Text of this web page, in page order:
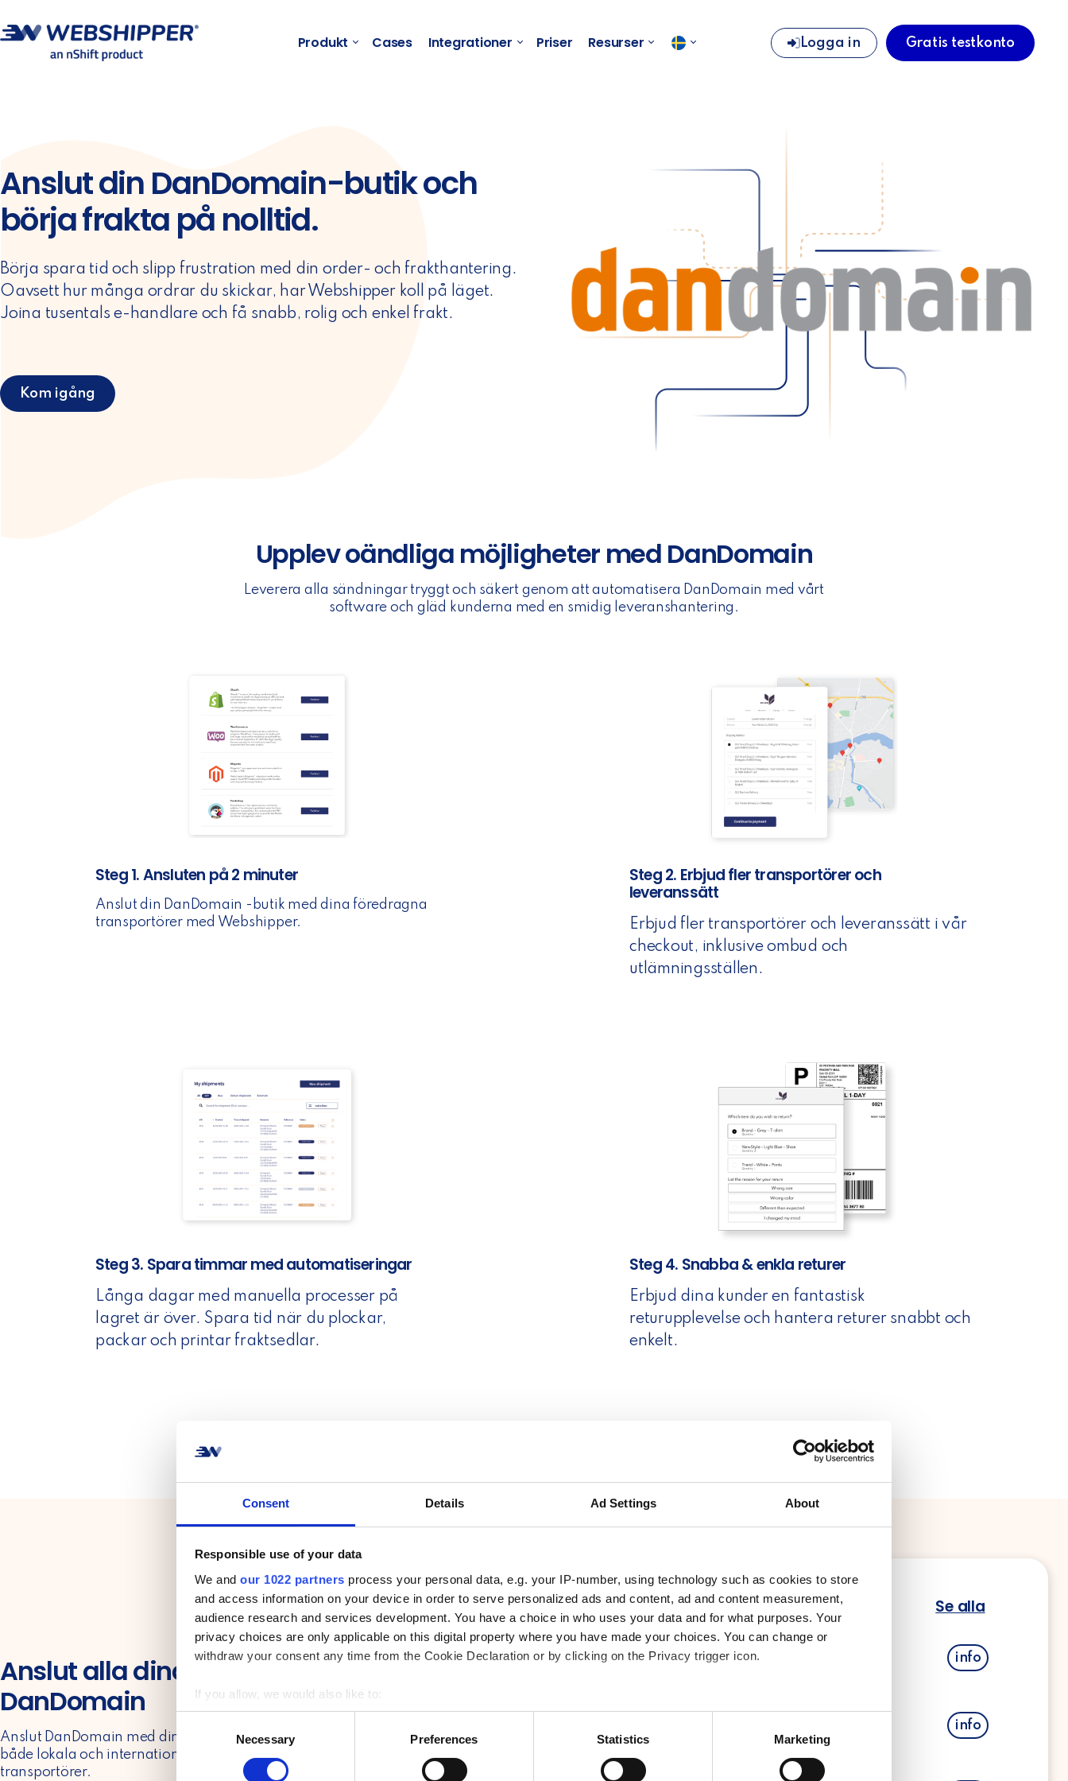
Consent Details Ad Settings About
Responsible use of your data
We and our 1022 partners process your personal data, e.g. your IP-number, using technology such as cookies to store
and access information on your device in order to serve personalized ads and content, ad and content measurement,
audience research and services development. You have a choice in who uses your data and for what purposes. Your
privacy choices are only applicable on this digital property where you have made your choices. You can change or
withdraw your consent any time from the Cookie Declaration or by clicking on the Privacy trigger icon.
If you allow, we would also like to:
Collect information about your geographical location which can be accurate to within several meters
Identify your device by actively scanning it for specific characteristics (fingerprinting)
o
Necessary Preferences Statistics Marketing
Produkt Cases Integrationer Priser Resurser Logga in Gratis testkonto
Anslut din DanDomain-butik och
börja frakta på nolltid.
Börja spara tid och slipp frustration med din order- och frakthantering.
Oavsett hur många ordrar du skickar, har Webshipper koll på läget.
Joina tusentals e-handlare och få snabb, rolig och enkel frakt.
Kom igång
Upplev oändliga möjligheter med DanDomain
Leverera alla sändningar tryggt och säkert genom att automatisera DanDomain med vårt
software och gläd kunderna med en smidig leveranshantering.
Steg 1. Ansluten på 2 minuter
Anslut din DanDomain -butik med dina föredragna
transportörer med Webshipper.
Steg 2. Erbjud fler transportörer och
leveranssätt
Erbjud fler transportörer och leveranssätt i vår
checkout, inklusive ombud och
utlämningsställen.
Steg 3. Spara timmar med automatiseringar
Långa dagar med manuella processer på
lagret är över. Spara tid när du plockar,
packar och printar fraktsedlar.
Steg 4. Snabba & enkla returer
Erbjud dina kunder en fantastisk
returupplevelse och hantera returer snabbt och
enkelt.
Anslut alla dina utvalda transportörer med
DanDomain
Anslut DanDomain med dina utvalda transportörer med Webshipper. Vi stöder
både lokala och internationella transportörer. Välj bara dina föredragna
transportörer.
Populära transportörer Se alla
GLS info
PostNord
Skicka paket med PostNord
info